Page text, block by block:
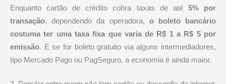
Enquanto cartão de crédito cobra taxas de até 5% por
transação, dependendo da operadora, o boleto bancário
costuma ter uma taxa fixa que varia de R$ 1 a R$ 5 por
emissão. E se for boleto gratuito via alguns intermediadores,
tipo Mercado Pago ou PagSeguro, a economia é ainda maior.